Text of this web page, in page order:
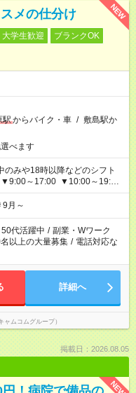
NEW
メの仕分け
大学生歓迎
ブランクOK
駅からバイク・車 / 敷島駅か
べます
のみや18時以降などのシフト
～17:00 ▼10:00～19:00
月～
代活躍中 / 副業・Wワーク
以上の大量募集 / 電話対応な
詳細へ
ャムコムグループ）
掲載日：2026.08.05
NEW